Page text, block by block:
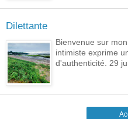
Dilettante
Bienvenue sur
intimiste exprime
d'authenticité. 29